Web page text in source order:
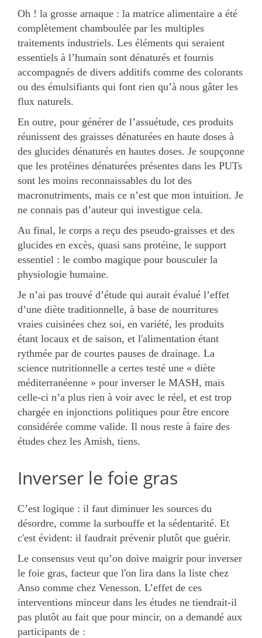
Oh ! la grosse arnaque : la matrice alimentaire a été
complètement chamboulée par les multiples
traitements industriels. Les éléments qui seraient
essentiels à l’humain sont dénaturés et fournis
accompagnés de divers additifs comme des colorants
ou des émulsifiants qui font rien qu’à nous gâter les
flux naturels.
En outre, pour générer de l’assuétude, ces produits
réunissent des graisses dénaturées en haute doses à
des glucides dénaturés en hautes doses. Je soupçonne
que les protéines dénaturées présentes dans les PUTs
sont les moins reconnaissables du lot des
macronutriments, mais ce n’est que mon intuition. Je
ne connais pas d’auteur qui investigue cela.
Au final, le corps a reçu des pseudo-graisses et des
glucides en excès, quasi sans protéine, le support
essentiel : le combo magique pour bousculer la
physiologie humaine.
Je n’ai pas trouvé d’étude qui aurait évalué l’effet
d’une diète traditionnelle, à base de nourritures
vraies cuisinées chez soi, en variété, les produits
étant locaux et de saison, et l'alimentation étant
rythmée par de courtes pauses de drainage. La
science nutritionnelle a certes testé une « diète
méditerranéenne » pour inverser le MASH, mais
celle-ci n’a plus rien à voir avec le réel, et est trop
chargée en injonctions politiques pour être encore
considérée comme valide. Il nous reste à faire des
études chez les Amish, tiens.
Inverser le foie gras
C’est logique : il faut diminuer les sources du
désordre, comme la surbouffe et la sédentarité. Et
c'est évident: il faudrait prévenir plutôt que guérir.
Le consensus veut qu’on doive maigrir pour inverser
le foie gras, facteur que l'on lira dans la liste chez
Anso comme chez Venesson. L’effet de ces
interventions minceur dans les études ne tiendrait-il
pas plutôt au fait que pour mincir, on a demandé aux
participants de :